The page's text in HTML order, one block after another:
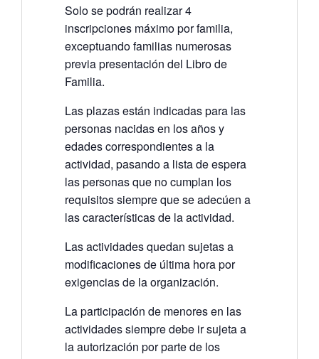
Solo se podrán realizar 4
inscripciones máximo por familia,
exceptuando familias numerosas
previa presentación del Libro de
Familia.
Las plazas están indicadas para las
personas nacidas en los años y
edades correspondientes a la
actividad, pasando a lista de espera
las personas que no cumplan los
requisitos siempre que se adecúen a
las características de la actividad.
Las actividades quedan sujetas a
modificaciones de última hora por
exigencias de la organización.
La participación de menores en las
actividades siempre debe ir sujeta a
la autorización por parte de los